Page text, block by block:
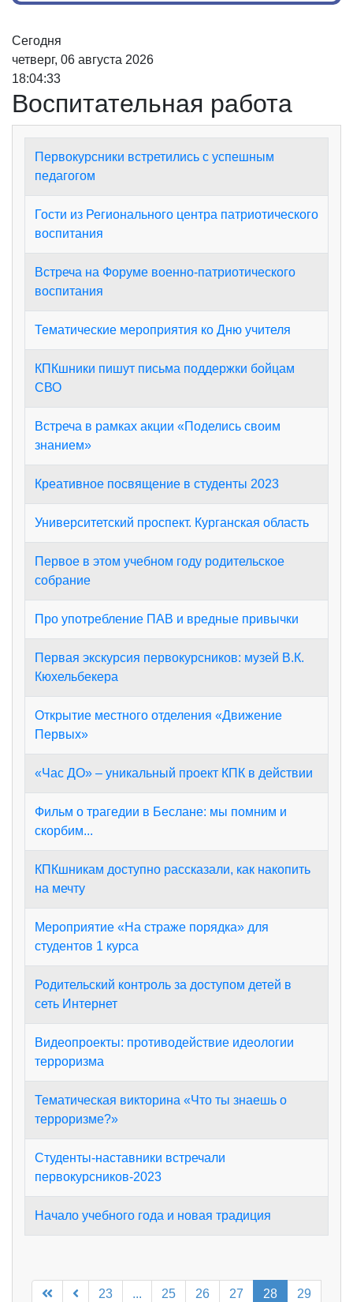
Сегодня
четверг, 06 августа 2026
18:04:33
Воспитательная работа
Первокурсники встретились с успешным
педагогом
Гости из Регионального центра патриотического
воспитания
Встреча на Форуме военно-патриотического
воспитания
Тематические мероприятия ко Дню учителя
КПКшники пишут письма поддержки бойцам
СВО
Встреча в рамках акции «Поделись своим
знанием»
Креативное посвящение в студенты 2023
Университетский проспект. Курганская область
Первое в этом учебном году родительское
собрание
Про употребление ПАВ и вредные привычки
Первая экскурсия первокурсников: музей В.К.
Кюхельбекера
Открытие местного отделения «Движение
Первых»
«Час ДО» – уникальный проект КПК в действии
Фильм о трагедии в Беслане: мы помним и
скорбим...
КПКшникам доступно рассказали, как накопить
на мечту
Мероприятие «На страже порядка» для
студентов 1 курса
Родительский контроль за доступом детей в
сеть Интернет
Видеопроекты: противодействие идеологии
терроризма
Тематическая викторина «Что ты знаешь о
терроризме?»
Студенты-наставники встречали
первокурсников-2023
Начало учебного года и новая традиция
23 ... 25 26 27 28 29